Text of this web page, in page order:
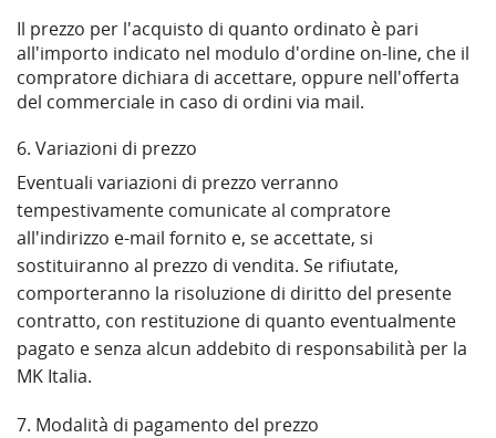
Il prezzo per l'acquisto di quanto ordinato è pari
all'importo indicato nel modulo d'ordine on-line, che il
compratore dichiara di accettare, oppure nell'offerta
del commerciale in caso di ordini via mail.
6. Variazioni di prezzo
Eventuali variazioni di prezzo verranno
tempestivamente comunicate al compratore
all'indirizzo e-mail fornito e, se accettate, si
sostituiranno al prezzo di vendita. Se rifiutate,
comporteranno la risoluzione di diritto del presente
contratto, con restituzione di quanto eventualmente
pagato e senza alcun addebito di responsabilità per la
MK Italia.
7. Modalità di pagamento del prezzo